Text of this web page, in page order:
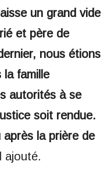
un grand vide
et père de
nous étions
la famille
autorités à se
soit rendue.
la prière de
ajouté.